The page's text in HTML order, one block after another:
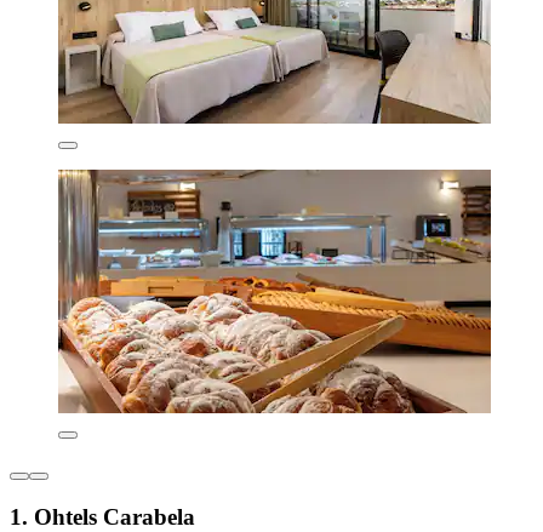
1. Ohtels Carabela